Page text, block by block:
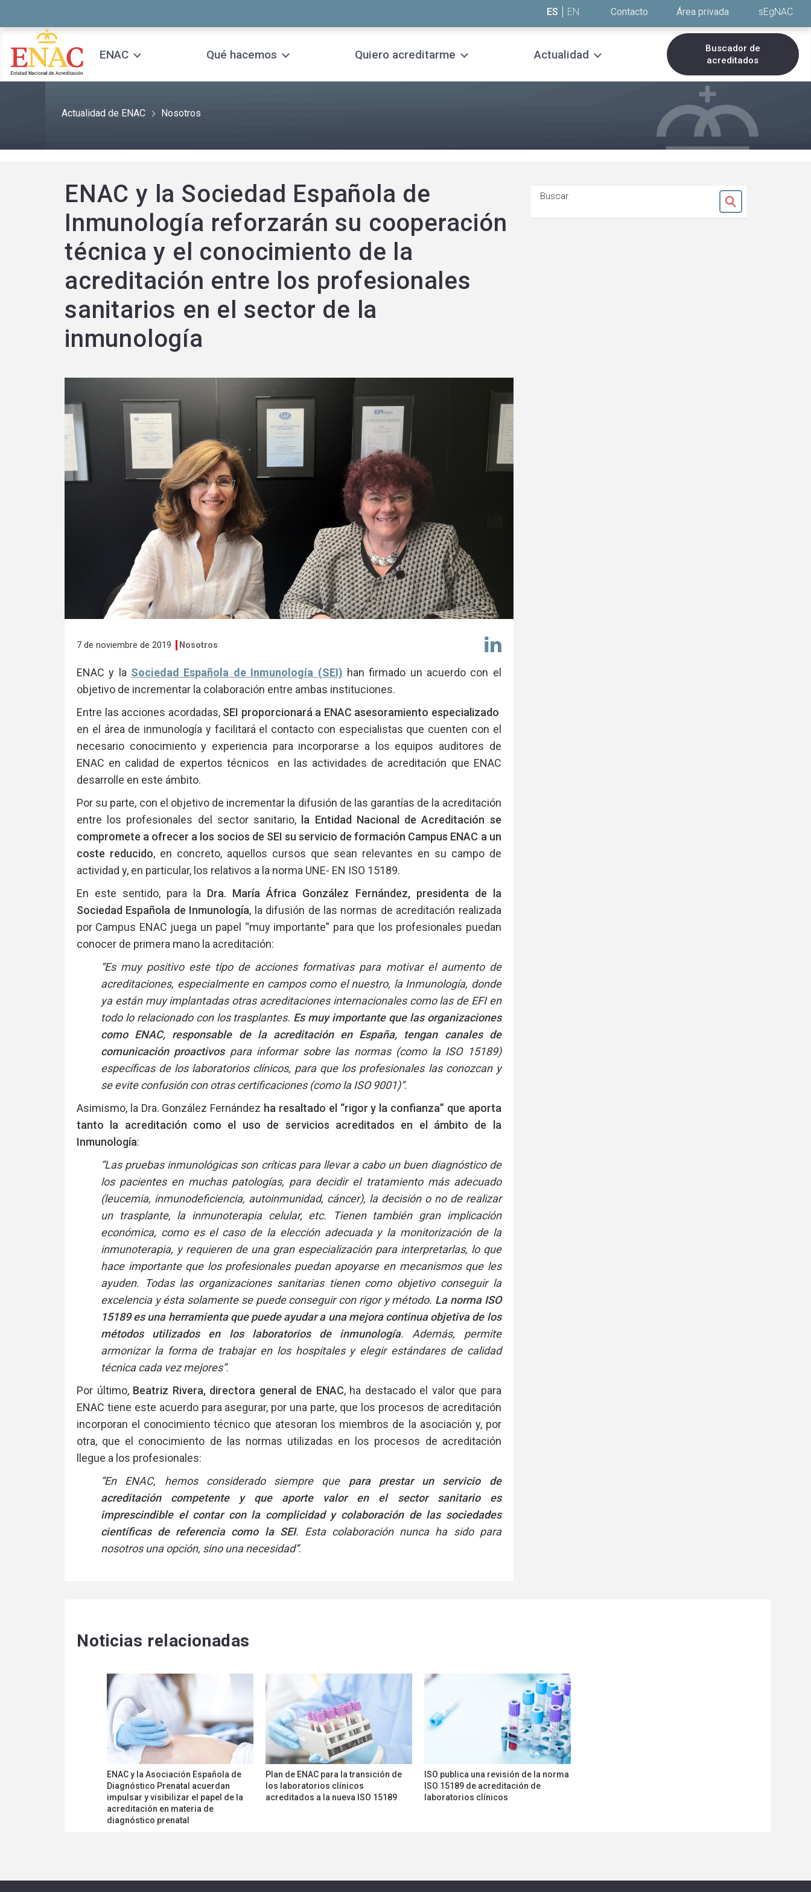
ES EN Contacto Área privada sEgNAC
ENAC Qué hacemos Quiero acreditarme Actualidad
Buscador de
acreditados
Actualidad de ENAC Nosotros
ENAC y la Sociedad Española de
Inmunología reforzarán su cooperación
técnica y el conocimiento de la
acreditación entre los profesionales
sanitarios en el sector de la
inmunología
7 de noviembre de 2019 Nosotros Compartir
en
Linkedin
ENAC y la Sociedad Española de Inmunología (SEI) han firmado un acuerdo con el
objetivo de incrementar la colaboración entre ambas instituciones.
Entre las acciones acordadas, SEI proporcionará a ENAC asesoramiento especializado
en el área de inmunología y facilitará el contacto con especialistas que cuenten con el
necesario conocimiento y experiencia para incorporarse a los equipos auditores de
ENAC en calidad de expertos técnicos en las actividades de acreditación que ENAC
desarrolle en este ámbito.
Por su parte, con el objetivo de incrementar la difusión de las garantías de la acreditación
entre los profesionales del sector sanitario,
la Entidad Nacional de Acreditación se
compromete a ofrecer a los socios de SEI su servicio de formación Campus ENAC a un
coste reducido, en concreto, aquellos cursos que sean relevantes en su campo de
actividad y, en particular, los relativos a la norma UNE- EN ISO 15189.
En este sentido, para la Dra. María África González Fernández, presidenta de la
Sociedad Española de Inmunología, la difusión de las normas de acreditación realizada
por Campus ENAC juega un papel “muy importante” para que los profesionales puedan
conocer de primera mano la acreditación:
“Es muy positivo este tipo de acciones formativas para motivar el aumento de
acreditaciones, especialmente en campos como el nuestro, la Inmunología, donde
ya están muy implantadas otras acreditaciones internacionales como las de EFI en
todo lo relacionado con los trasplantes. Es muy importante que las organizaciones
como ENAC, responsable de la acreditación en España, tengan canales de
comunicación proactivos para informar sobre las normas (como la ISO 15189)
específicas de los laboratorios clínicos, para que los profesionales las conozcan y
se evite confusión con otras certificaciones (como la ISO 9001)”.
Asimismo, la Dra. González Fernández ha resaltado el “rigor y la confianza” que aporta
tanto la acreditación como el uso de servicios acreditados en el ámbito de la
Inmunología:
“Las pruebas inmunológicas son críticas para llevar a cabo un buen diagnóstico de
los pacientes en muchas patologías, para decidir el tratamiento más adecuado
(leucemia, inmunodeficiencia, autoinmunidad, cáncer), la decisión o no de realizar
un trasplante, la inmunoterapia celular, etc. Tienen también gran implicación
económica, como es el caso de la elección adecuada y la monitorización de la
inmunoterapia, y requieren de una gran especialización para interpretarlas, lo que
hace importante que los profesionales puedan apoyarse en mecanismos que les
ayuden. Todas las organizaciones sanitarias tienen como objetivo conseguir la
excelencia y ésta solamente se puede conseguir con rigor y método. La norma ISO
15189 es una herramienta que puede ayudar a una mejora continua objetiva de los
métodos utilizados en los laboratorios de inmunología. Además, permite
armonizar la forma de trabajar en los hospitales y elegir estándares de calidad
técnica cada vez mejores”.
Por último, Beatriz Rivera, directora general de ENAC, ha destacado el valor que para
ENAC tiene este acuerdo para asegurar, por una parte, que los procesos de acreditación
incorporan el conocimiento técnico que atesoran los miembros de la asociación y, por
otra, que el conocimiento de las normas utilizadas en los procesos de acreditación
llegue a los profesionales:
“En ENAC, hemos considerado siempre que para prestar un servicio de
acreditación competente y que aporte valor en el sector sanitario es
imprescindible el contar con la complicidad y colaboración de las sociedades
científicas de referencia como la SEI. Esta colaboración nunca ha sido para
nosotros una opción, sino una necesidad”.
Noticias relacionadas
ENAC y la Asociación Española de
Diagnóstico Prenatal acuerdan
impulsar y visibilizar el papel de la
acreditación en materia de
diagnóstico prenatal
Plan de ENAC para la transición de
los laboratorios clínicos
acreditados a la nueva ISO 15189
ISO publica una revisión de la norma
ISO 15189 de acreditación de
laboratorios clínicos
Buscar
Ok